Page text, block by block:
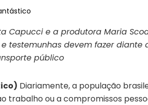
Capucci e a produtora Maria
testemunhas devem fazer
público
Diariamente, a população
trabalho ou a compromissos